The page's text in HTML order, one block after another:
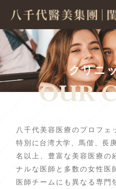
クリニ
八千代美容医療のプロフェ
特別に台湾大学、馬偕、長
名以上、豊富な美容医療の
ナルな医師と多数の女性医
医師チームにも異なる専門